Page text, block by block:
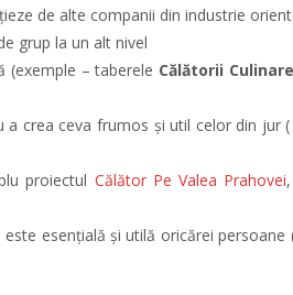
de alte companii din industrie
grup la un alt nivel
(exemple – taberele Călătorii
crea ceva frumos și util celor din jur
proiectul Călător Pe Valea Prahovei,
esențială și utilă oricărei persoane